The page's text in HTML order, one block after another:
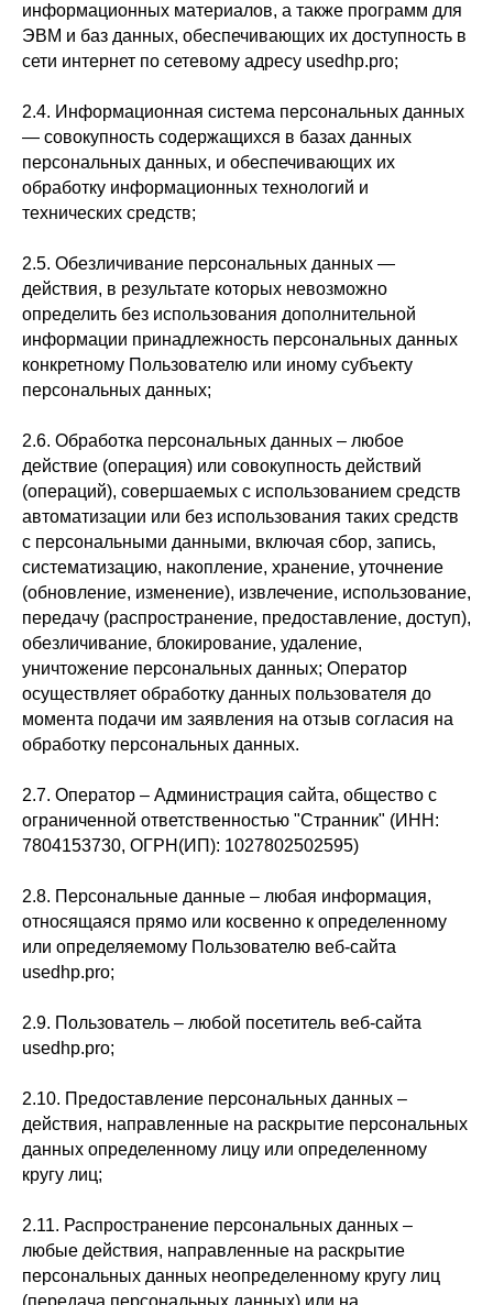
информационных материалов, а также программ для
ЭВМ и баз данных, обеспечивающих их доступность в
сети интернет по сетевому адресу usedhp.pro;
2.4. Информационная система персональных данных
— совокупность содержащихся в базах данных
персональных данных, и обеспечивающих их
обработку информационных технологий и
технических средств;
2.5. Обезличивание персональных данных —
действия, в результате которых невозможно
определить без использования дополнительной
информации принадлежность персональных данных
конкретному Пользователю или иному субъекту
персональных данных;
2.6. Обработка персональных данных – любое
действие (операция) или совокупность действий
(операций), совершаемых с использованием средств
автоматизации или без использования таких средств
с персональными данными, включая сбор, запись,
систематизацию, накопление, хранение, уточнение
(обновление, изменение), извлечение, использование,
передачу (распространение, предоставление, доступ),
обезличивание, блокирование, удаление,
уничтожение персональных данных; Оператор
осуществляет обработку данных пользователя до
момента подачи им заявления на отзыв согласия на
обработку персональных данных.
2.7. Оператор – Администрация сайта, общество с
ограниченной ответственностью "Странник" (ИНН:
7804153730, ОГРН(ИП): 1027802502595)
2.8. Персональные данные – любая информация,
относящаяся прямо или косвенно к определенному
или определяемому Пользователю веб-сайта
usedhp.pro;
2.9. Пользователь – любой посетитель веб-сайта
usedhp.pro;
2.10. Предоставление персональных данных –
действия, направленные на раскрытие персональных
данных определенному лицу или определенному
кругу лиц;
2.11. Распространение персональных данных –
любые действия, направленные на раскрытие
персональных данных неопределенному кругу лиц
(передача персональных данных) или на